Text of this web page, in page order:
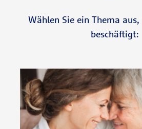
Wählen Sie ein Thema aus,
beschäftigt: